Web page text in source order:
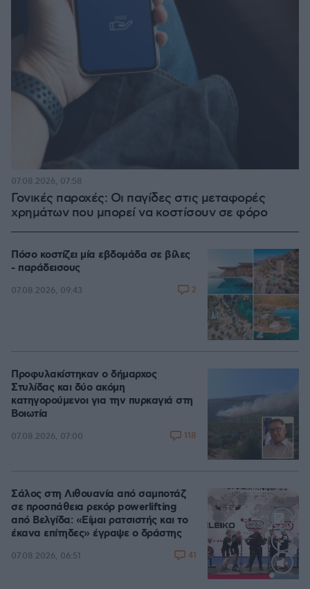
Γονικές παροχές: Οι παγίδες στις μεταφορές
χρημάτων που μπορεί να κοστίσουν σε φόρο
07.08.2026, 07:58
Πόσο κοστίζει μία εβδομάδα σε βίλες
- παράδεισους
07.08.2026, 09:43 2
Προφυλακίστηκαν ο δήμαρχος
Στυλίδας και δύο ακόμη
κατηγορούμενοι για την πυρκαγιά στη
Βοιωτία
07.08.2026, 07:00 118
Loaded:
Σάλος στη Λιθουανία από σαμποτάζ
σε προσπάθεια ρεκόρ powerlifting
από Βελγίδα: «Είμαι ρατσιστής και το
έκανα επίτηδες» έγραψε ο δράστης
07.08.2026, 06:51 41